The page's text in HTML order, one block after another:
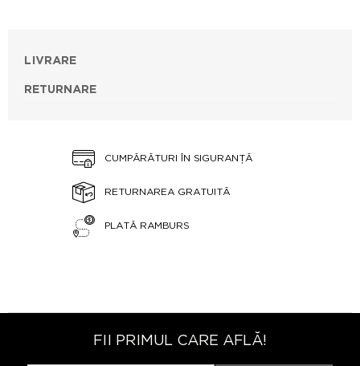
LIVRARE
RETURNARE
CUMPĂRĂTURI ÎN SIGURANȚĂ
RETURNAREA GRATUITĂ
PLATĂ RAMBURS
FII PRIMUL CARE AFLĂ!